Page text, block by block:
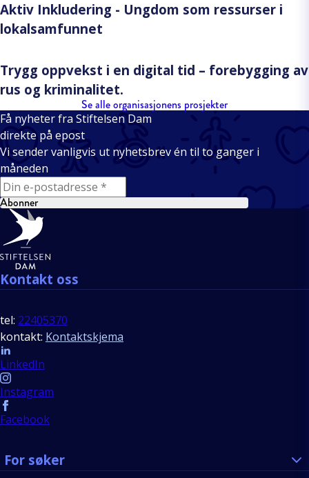
Aktiv Inkludering - Ungdom som ressurser i
lokalsamfunnet
Trygg oppvekst i en digital tid – forebygging av
rus og kriminalitet.
Se alle organisasjonens prosjekter
Få nyheter fra Stiftelsen Dam
direkte på epost
Vi sender vanligvis ut nyhetsbrev én til to ganger i
måneden
E-mail
Abonner
Bunntekst
Kontakt oss
tel: 22405370
kontakt: Kontaktskjema
Follow us
LinkedIn
Instagram
Facebook
For søker